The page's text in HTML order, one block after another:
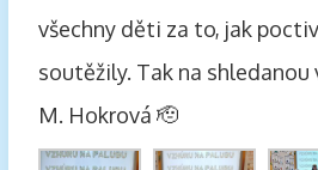
všechny děti za to, jak
soutěžily. Tak na shledanou
M. Hokrová 🫡